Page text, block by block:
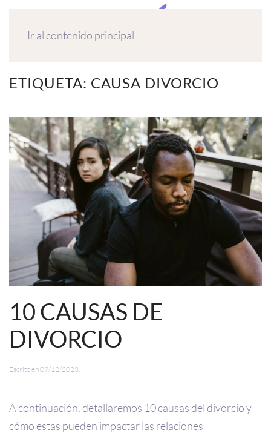
Ir al contenido principal
ETIQUETA: CAUSA DIVORCIO
10 CAUSAS DE
DIVORCIO
Escrito en07/12/2023
A continuación, detallaremos 10 causas del divorcio y
cómo estas pueden impactar las relaciones